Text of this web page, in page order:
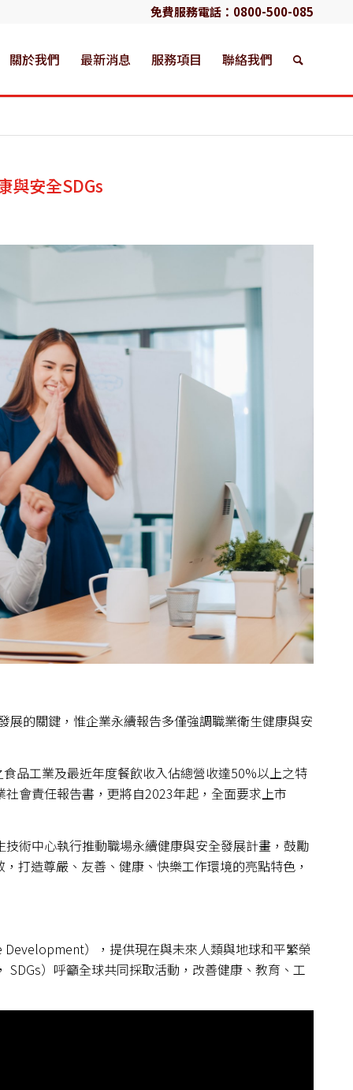
免費服務電話： 0800-500-085
關於我們 最新消息 服務項目 聯絡我們
與安全SDGs
的關鍵，惟企業永續報告多僅強調職業衛生健康與安
品工業及最近年度餐飲收入佔總營收達50%以上之特
會責任報告書，更將自2023年起，全面要求上市
術中心執行推動職場永續健康與安全發展計畫，鼓勵
打造尊嚴、友善、健康、快樂工作環境的亮點特色，
），提供現在與未來人類與地球和平繁榮
）呼籲全球共同採取活動，改善健康、教育、工